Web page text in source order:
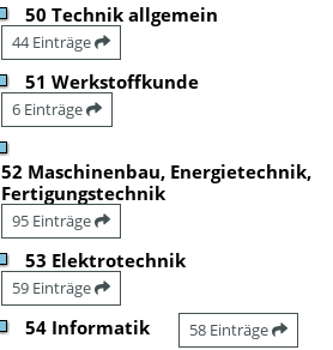
50 Technik allgemein
44 Einträge
51 Werkstoffkunde
6 Einträge
52 Maschinenbau, Energietechnik,
Fertigungstechnik
95 Einträge
53 Elektrotechnik
59 Einträge
54 Informatik 58 Einträge